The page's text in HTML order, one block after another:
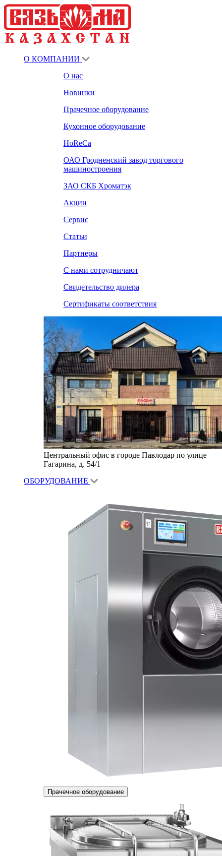
О КОМПАНИИ
О нас
Новинки
Прачечное оборудование
Кухонное оборудование
HoReCa
ОАО Гродненский завод торгового
машиностроения
ЗАО СКБ Хроматэк
Акции
Сервис
Статьи
Партнеры
С нами сотрудничают
Свидетельство дилера
Сертификаты соответствия
Центральный офис в городе Павлодар по улице
Гагарина, д. 54/1
ОБОРУДОВАНИЕ
Прачечное оборудование